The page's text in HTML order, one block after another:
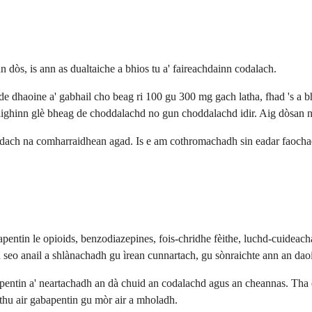
is ann as dualtaiche a bhios tu a' faireachdainn codalach.
dhaoine a' gabhail cho beag ri 100 gu 300 mg gach latha, fhad 's a
glè bheag de choddalachd no gun choddalachd idir. Aig dòsan
na comharraidhean agad. Is e am cothromachadh sin eadar
le opioids, benzodiazepines, fois-chridhe fèithe, luchd-
anail a shlànachadh gu ìrean cunnartach, gu sònraichte ann an
a' neartachadh an dà chuid an codalachd agus an cheannas.
air gabapentin gu mòr air a mholadh.